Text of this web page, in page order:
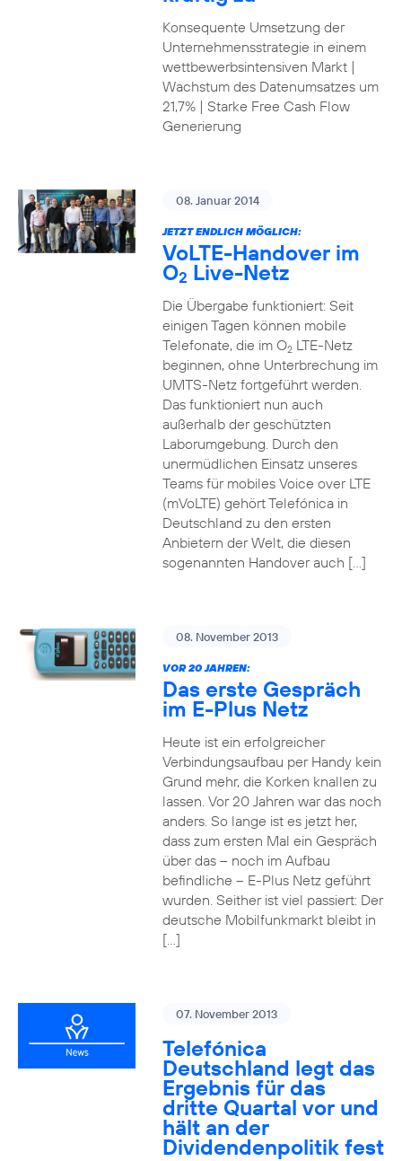
Konsequente Umsetzung der
Unternehmensstrategie in einem
wettbewerbsintensiven Markt |
Wachstum des Datenumsatzes um
21,7% | Starke Free Cash Flow
Generierung
08. Januar 2014
JETZT ENDLICH MÖGLICH:
VoLTE-Handover im
O2 Live-Netz
Die Übergabe funktioniert: Seit
einigen Tagen können mobile
Telefonate, die im O2LTE-Netz
beginnen, ohne Unterbrechung im
UMTS-Netz fortgeführt werden.
Das funktioniert nun auch
außerhalb der geschützten
Laborumgebung. Durch den
unermüdlichen Einsatz unseres
Teams für mobiles Voice over LTE
(mVoLTE) gehört Telefónica in
Deutschland zu den ersten
Anbietern der Welt, die diesen
sogenannten Handover auch […]
08. November 2013
VOR 20 JAHREN:
Das erste Gespräch
im E-Plus Netz
Heute ist ein erfolgreicher
Verbindungsaufbau per Handy kein
Grund mehr, die Korken knallen zu
lassen. Vor 20 Jahren war das noch
anders. So lange ist es jetzt her,
dass zum ersten Mal ein Gespräch
über das – noch im Aufbau
befindliche – E-Plus Netz geführt
wurden. Seither ist viel passiert: Der
deutsche Mobilfunkmarkt bleibt in
[…]
07. November 2013
Telefónica
Deutschland legt das
Ergebnis für das
dritte Quartal vor und
hält an der
Dividendenpolitik fest